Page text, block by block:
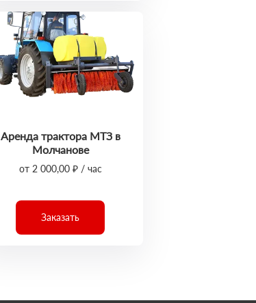
Аренда трактора МТЗ в
Молчанове
от 2 000,00 ₽ / час
Заказать